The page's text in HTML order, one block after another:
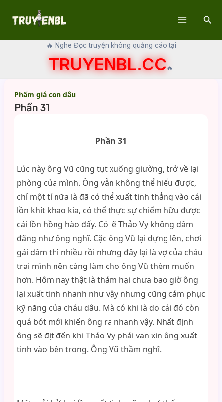
🔥 Nghe Đọc truyện không quảng cáo tại
TRUYENBL.CC🔥
Phẩm giá con dâu
Phần 31
Phần 31
Lúc này ông Vũ cũng tụt xuống giường, trở về lại
phòng của mình. Ông vẫn không thể hiểu được,
chỉ một tí nữa là đã có thể xuất tinh thẳng vào cái
lồn khít khao kia, có thể thực sự chiếm hữu được
cái lồn hồng hào đấy. Có lẽ Thảo Vy không dâm
đãng như ông nghĩ. Cặc ông Vũ lại dựng lên, chơi
gái dâm thì nhiều rồi nhưng đây lại là vợ của cháu
trai mình nên càng làm cho ông Vũ thèm muốn
hơn. Hôm nay thật là thảm hại chưa bao giờ ông
lại xuất tinh nhanh như vậy nhưng cũng cảm phục
kỹ năng của cháu dâu. Mà có khi là do cái đó còn
quá bót mới khiến ông ra nhanh vậy. Nhất định
ông sẽ địt đến khi Thảo Vy phải van xin ông xuất
tinh vào bên trong. Ông Vũ thầm nghĩ.